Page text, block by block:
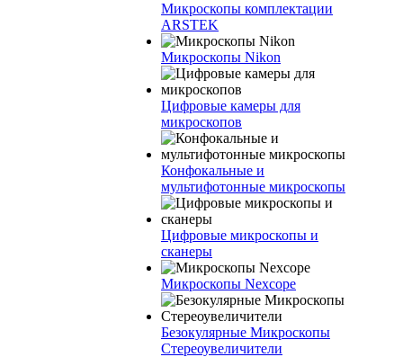
Микроскопы комплектации
ARSTEK
Микроскопы Nikon
Цифровые камеры для
микроскопов
Конфокальные и
мультифотонные микроскопы
Цифровые микроскопы и
сканеры
Микроскопы Nexcope
Безокулярные Микроскопы
Стереоувеличители